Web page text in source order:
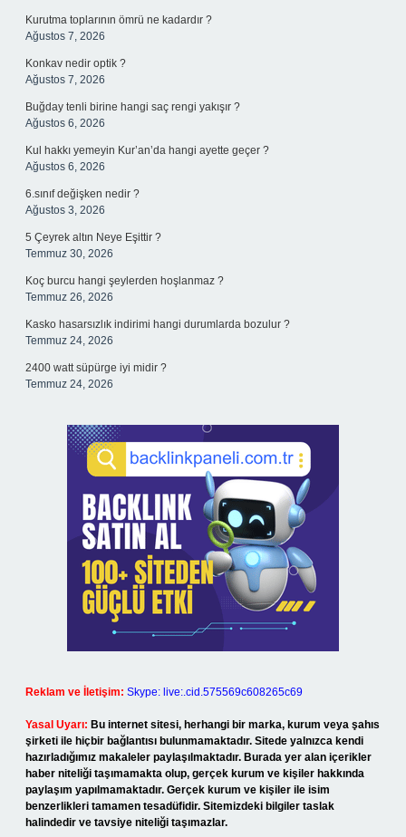
Kurutma toplarının ömrü ne kadardır ?
Ağustos 7, 2026
Konkav nedir optik ?
Ağustos 7, 2026
Buğday tenli birine hangi saç rengi yakışır ?
Ağustos 6, 2026
Kul hakkı yemeyin Kur’an’da hangi ayette geçer ?
Ağustos 6, 2026
6.sınıf değişken nedir ?
Ağustos 3, 2026
5 Çeyrek altın Neye Eşittir ?
Temmuz 30, 2026
Koç burcu hangi şeylerden hoşlanmaz ?
Temmuz 26, 2026
Kasko hasarsızlık indirimi hangi durumlarda bozulur ?
Temmuz 24, 2026
2400 watt süpürge iyi midir ?
Temmuz 24, 2026
Reklam ve İletişim: Skype: live:.cid.575569c608265c69
Yasal Uyarı: Bu internet sitesi, herhangi bir marka, kurum veya şahıs
şirketi ile hiçbir bağlantısı bulunmamaktadır. Sitede yalnızca kendi
hazırladığımız makaleler paylaşılmaktadır. Burada yer alan içerikler
haber niteliği taşımamakta olup, gerçek kurum ve kişiler hakkında
paylaşım yapılmamaktadır. Gerçek kurum ve kişiler ile isim
benzerlikleri tamamen tesadüfidir. Sitemizdeki bilgiler taslak
halindedir ve tavsiye niteliği taşımazlar.